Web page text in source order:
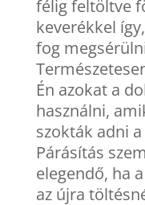
félig feltöltve
keverékkel
fog
Én azokat a
használni,
szokták adni
Párásítás
elegendő, ha
az újra